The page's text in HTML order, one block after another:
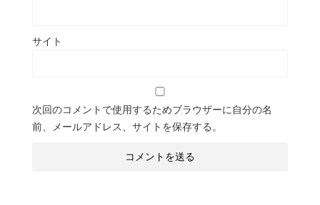
サイト
次回のコメントで使用するためブラウザーに自分の名
前、メールアドレス、サイトを保存する。